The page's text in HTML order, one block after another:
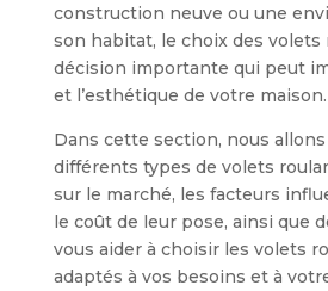
construction neuve ou une
son habitat, le choix des volets
décision importante qui peut
et l’esthétique de votre maison.
Dans cette section, nous
différents types de volets
sur le marché, les facteurs
le coût de leur pose, ainsi que
vous aider à choisir les volets
adaptés à vos besoins et à